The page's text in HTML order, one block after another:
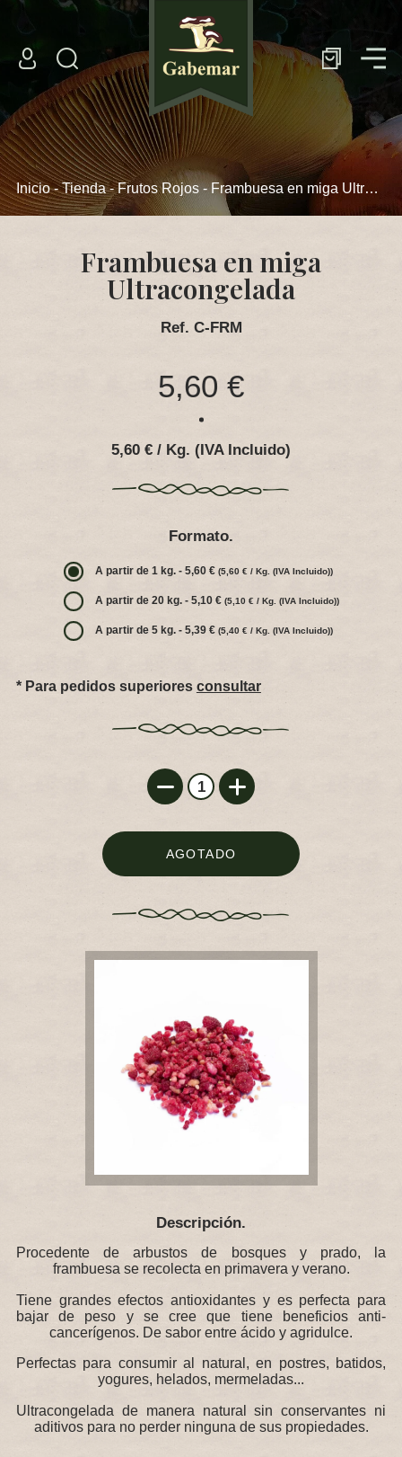
Inicio-Tienda-Frutos Rojos- Frambuesa en miga Ultracongelada
Frambuesa en miga
Ultracongelada
Ref. C-FRM
5,60 €
5,60 € / Kg. (IVA Incluido)
Formato.
A partir de 1 kg. - 5,60 €(5,60 € / Kg. (IVA Incluido))
A partir de 20 kg. - 5,10 €(5,10 € / Kg. (IVA Incluido))
A partir de 5 kg. - 5,39 €(5,40 € / Kg. (IVA Incluido))
* Para pedidos superiores consultar
AGOTADO
Descripción.
Procedente de arbustos de bosques y prado, la
frambuesa se recolecta en primavera y verano.
Tiene grandes efectos antioxidantes y es perfecta para
bajar de peso y se cree que tiene beneficios anti-
cancerígenos. De sabor entre ácido y agridulce.
Perfectas para consumir al natural, en postres, batidos,
yogures, helados, mermeladas...
Ultracongelada de manera natural sin conservantes ni
aditivos para no perder ninguna de sus propiedades.
Tienda Online
Setas frescas
Setas congeladas
Setas deshidratadas
Contacto